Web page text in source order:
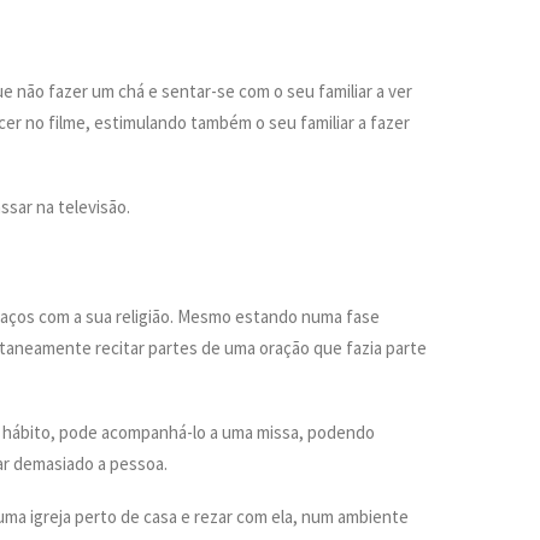
não fazer um chá e sentar-se com o seu familiar a ver
no filme, estimulando também o seu familiar a fazer
na televisão.
com a sua religião. Mesmo estando numa fase
recitar partes de uma oração que fazia parte
pode acompanhá-lo a uma missa, podendo
demasiado a pessoa.
igreja perto de casa e rezar com ela, num ambiente